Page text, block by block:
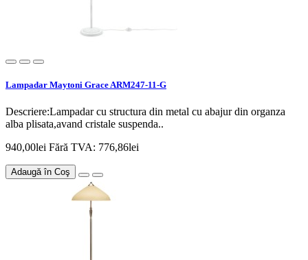
Lampadar Maytoni Grace ARM247-11-G
Descriere:Lampadar cu structura din metal cu abajur din organza
alba plisata,avand cristale suspenda..
940,00lei Fără TVA: 776,86lei
Adaugă în Coş